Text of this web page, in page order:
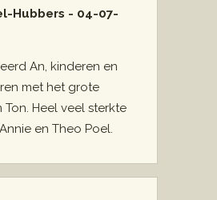
Hubbers - 04-07-
An, kinderen en
met het grote
Ton. Heel veel sterkte
en Theo Poel.